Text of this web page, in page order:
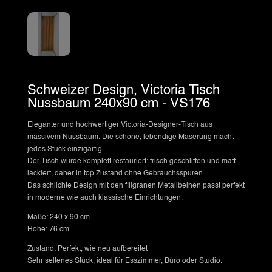
Schweizer Design, Victoria Tisch
Nussbaum 240x90 cm - VS176
Eleganter und hochwertiger Victoria-Designer-Tisch aus
massivem Nussbaum. Die schöne, lebendige Maserung macht
jedes Stück einzigartig.
Der Tisch wurde komplett restauriert: frisch geschliffen und matt
lackiert, daher in top Zustand ohne Gebrauchsspuren.
Das schlichte Design mit den filigranen Metallbeinen passt perfekt
in moderne wie auch klassische Einrichtungen.
Maße: 240 x 90 cm
Höhe: 76 cm
Zustand: Perfekt, wie neu aufbereitet
Sehr seltenes Stück, ideal für Esszimmer, Büro oder Studio.